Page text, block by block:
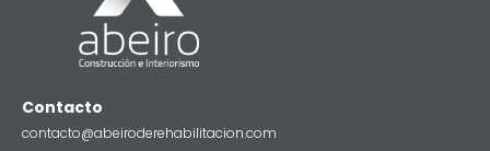
Contacto
contacto@abeiroderehabilitacion.com